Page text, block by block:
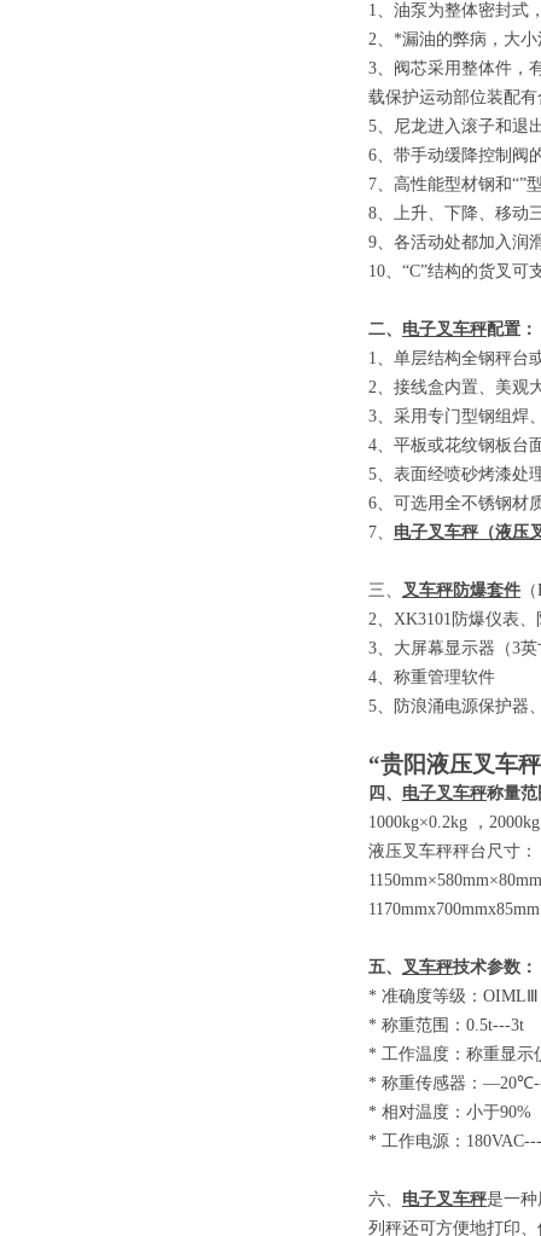
1、 油泵为整体密封式
2、 *漏油的弊病，大
3、 阀芯采用整体件，
载保护运动部位装配
5、 尼龙进入滚子和退
6、 带手动缓降控制阀
7、 高性能型材钢和“”
8、 上升、下降、移动
9、 各活动处都加入润
10、 “C”结构的货叉可
二、 电子叉车秤配置：
1、单层结构全钢秤台
2、接线盒内置、美观
3、采用专门型钢组焊
4、平板或花纹钢板台
5、表面经喷砂烤漆处
6、可选用全不锈钢材
7、 电子叉车秤 （液压
三、 叉车秤防爆套件
2、 XK3101 防爆仪表
3、大屏幕显示器 （3英
4、称重管理软件
5、防浪涌电源保护器
“贵阳液压叉车
四、 电子叉车秤称量范
1000kg×0.2kg
，
液压叉车秤秤台尺寸：
1150mm×580mm×80mm
1170mmx700mmx85mm
五、 叉车秤技术参数 ：
* 准确度等级：
* 称重范围：
* 工作温度：称重显示
* 称重传感器：
* 相对温度：小于
* 工作电源：
六、 电子叉车秤是一
列秤还可方便地打印